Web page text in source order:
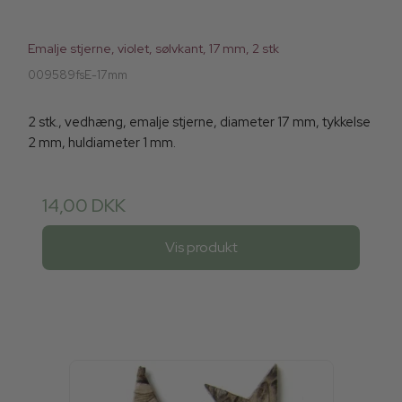
Emalje stjerne, violet, sølvkant, 17 mm, 2 stk
009589fsE-17mm
2 stk., vedhæng, emalje stjerne, diameter 17 mm, tykkelse
2 mm, huldiameter 1 mm.
14,00 DKK
Vis produkt